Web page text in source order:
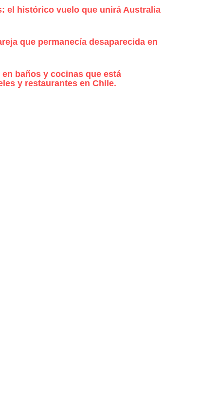
el histórico vuelo que unirá Australia
que permanecía desaparecida en
baños y cocinas que está
y restaurantes en Chile.